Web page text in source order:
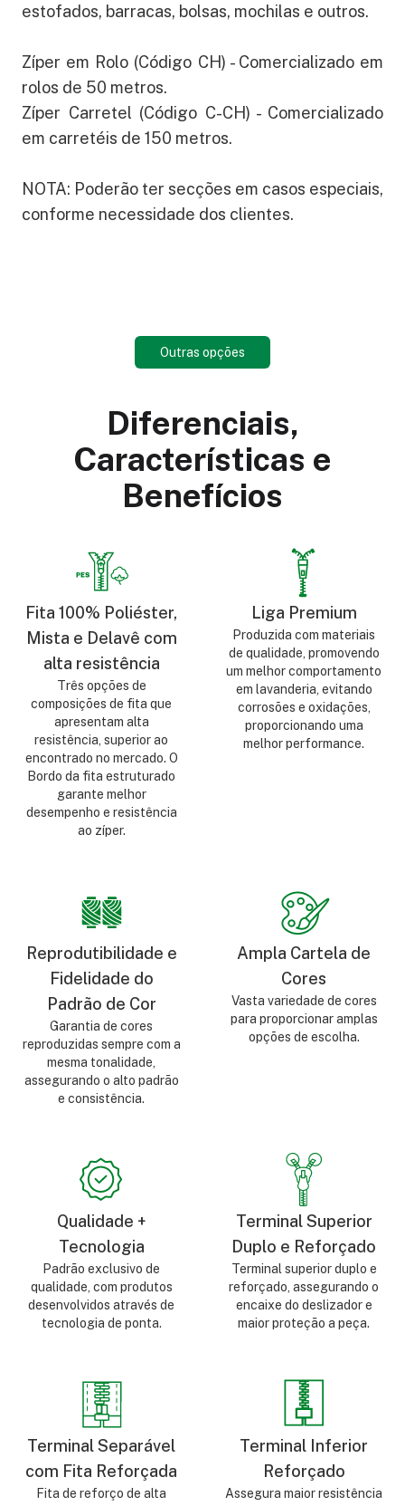
estofados, barracas, bolsas, mochilas e outros.
Zíper em Rolo (Código CH) - Comercializado em
rolos de 50 metros.
Zíper Carretel (Código C-CH) - Comercializado
em carretéis de 150 metros.
NOTA: Poderão ter secções em casos especiais,
conforme necessidade dos clientes.
Outras opções
Diferenciais,
Características e
Benefícios
Fita 100% Poliéster,
Mista e Delavê com
alta resistência
Três opções de
composições de fita que
apresentam alta
resistência, superior ao
encontrado no mercado. O
Bordo da fita estruturado
garante melhor
desempenho e resistência
ao zíper.
Liga Premium
Produzida com materiais
de qualidade, promovendo
um melhor comportamento
em lavanderia, evitando
corrosões e oxidações,
proporcionando uma
melhor performance.
Reprodutibilidade e
Fidelidade do
Padrão de Cor
Garantia de cores
reproduzidas sempre com a
mesma tonalidade,
assegurando o alto padrão
e consistência.
Ampla Cartela de
Cores
Vasta variedade de cores
para proporcionar amplas
opções de escolha.
Qualidade +
Tecnologia
Padrão exclusivo de
qualidade, com produtos
desenvolvidos através de
tecnologia de ponta.
Terminal Superior
Duplo e Reforçado
Terminal superior duplo e
reforçado, assegurando o
encaixe do deslizador e
maior proteção a peça.
Terminal Separável
com Fita Reforçada
Fita de reforço de alta
Terminal Inferior
Reforçado
Assegura maior resistência